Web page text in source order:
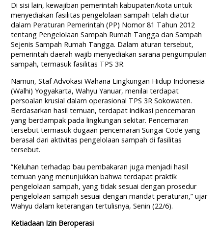
Di sisi lain, kewajiban pemerintah kabupaten/kota untuk
menyediakan fasilitas pengelolaan sampah telah diatur
dalam Peraturan Pemerintah (PP) Nomor 81 Tahun 2012
tentang Pengelolaan Sampah Rumah Tangga dan Sampah
Sejenis Sampah Rumah Tangga. Dalam aturan tersebut,
pemerintah daerah wajib menyediakan sarana pengumpulan
sampah, termasuk fasilitas TPS 3R.
Namun, Staf Advokasi Wahana Lingkungan Hidup Indonesia
(Walhi) Yogyakarta, Wahyu Yanuar, menilai terdapat
persoalan krusial dalam operasional TPS 3R Sokowaten.
Berdasarkan hasil temuan, terdapat indikasi pencemaran
yang berdampak pada lingkungan sekitar. Pencemaran
tersebut termasuk dugaan pencemaran Sungai Code yang
berasal dari aktivitas pengelolaan sampah di fasilitas
tersebut.
“Keluhan terhadap bau pembakaran juga menjadi hasil
temuan yang menunjukkan bahwa terdapat praktik
pengelolaan sampah, yang tidak sesuai dengan prosedur
pengelolaan sampah sesuai dengan mandat peraturan,” ujar
Wahyu dalam keterangan tertulisnya, Senin (22/6).
Ketiadaan Izin Beroperasi